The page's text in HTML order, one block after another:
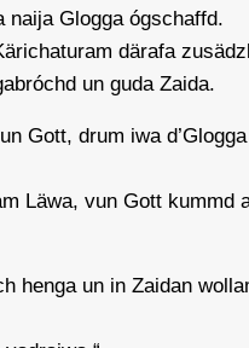
naija Glogga ógschaffd.
därafa
un guda Zaida.
Gott, drum iwa
Läwa, vun Gott kummd
henga un in Zaidan